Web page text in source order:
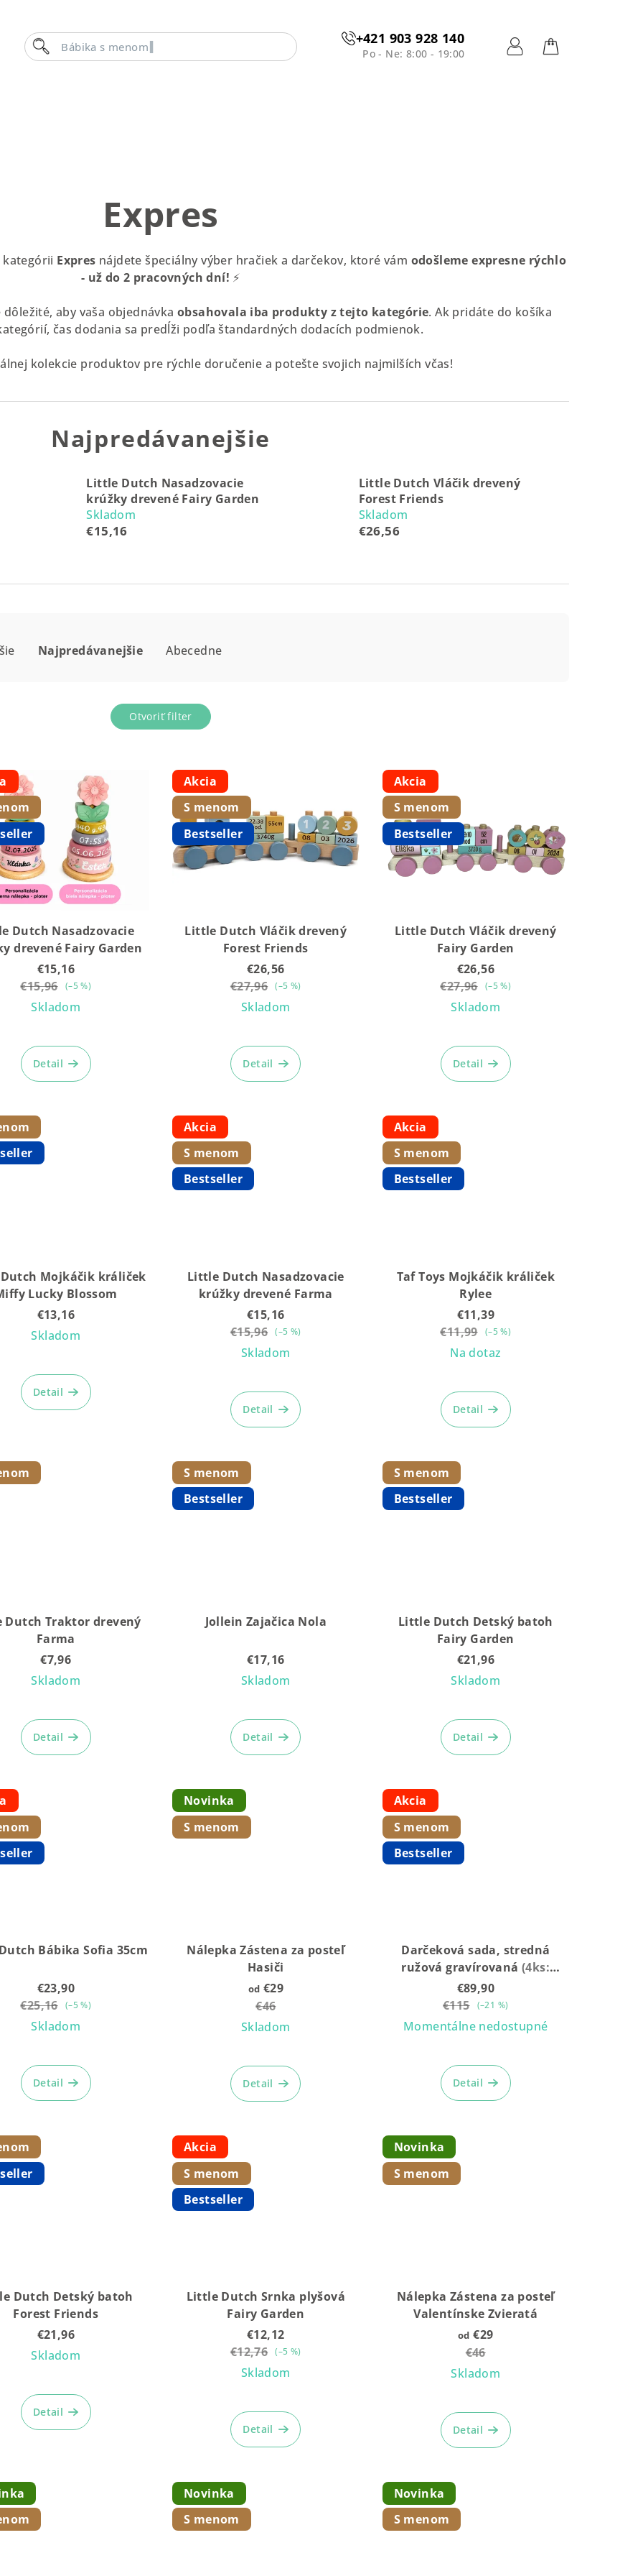
Bábika s menom
Hľadať +421 903 928 140
Po - Ne: 8:00 - 19:00
Expres
kategórii Expres nájdete špeciálny výber hračiek a darčekov, ktoré vám odošleme expresne rýchlo
- už do 2 pracovných dní! ⚡
dôležité, aby vaša objednávka obsahovala iba produkty z tejto kategórie. Ak pridáte do košíka
čas dodania sa predĺži podľa štandardných dodacích podmienok.
kolekcie produktov pre rýchle doručenie a potešte svojich najmilších včas!
Najpredávanejšie
Little Dutch Nasadzovacie
krúžky drevené Fairy Garden
Skladom
€15,16
Little Dutch Vláčik drevený
Forest Friends
Skladom
€26,56
Najpredávanejšie Abecedne
Otvoriť filter
Dutch Nasadzovacie
drevené Fairy Garden
€15,16
€15,96
(–5 %)
Skladom
hodnotenie
produktu
je
Detail
Akcia
S menom
Bestseller
Little Dutch Vláčik drevený
Forest Friends
€26,56
€27,96 (–5 %)
Skladom
hodnotenie
produktu
je
Detail
Akcia
S menom
Bestseller
Little Dutch Vláčik drevený
Fairy Garden
€26,56
€27,96
(–5 %)
Skladom
hodnotenie
produktu
je
Detail
Mojkáčik králiček
Lucky Blossom
€13,16
Skladom
Detail
Akcia
S menom
Bestseller
Little Dutch Nasadzovacie
krúžky drevené Farma
€15,16
€15,96 (–5 %)
Skladom
Detail
Akcia
S menom
Bestseller
Taf Toys Mojkáčik králiček
Rylee
€11,39
€11,99
(–5 %)
Na dotaz
hodnotenie
produktu
je
Detail
Dutch Traktor drevený
Farma
€7,96
Skladom
hodnotenie
produktu
je
Detail
S menom
Bestseller
Jollein Zajačica Nola
€17,16
Skladom
Detail
S menom
Bestseller
Little Dutch Detský batoh
Fairy Garden
€21,96
Skladom
Detail
Bábika Sofia 35cm
€23,90
€25,16
(–5 %)
Skladom
hodnotenie
produktu
je
Detail
Novinka
S menom
Nálepka Zástena za posteľ
Hasiči
od €29
€46
Skladom
Detail
Akcia
S menom
Bestseller
Darčeková sada, stredná
ružová gravírovaná(4ks:
Vláčik + Plyšák + hrkálka +
box)
€89,90
€115
(–21 %)
Momentálne nedostupné
hodnotenie
produktu
je
Detail
Dutch Detský batoh
Forest Friends
€21,96
Skladom
hodnotenie
produktu
je
Detail
Akcia
S menom
Bestseller
Little Dutch Srnka plyšová
Fairy Garden
€12,12
€12,76 (–5 %)
Skladom
hodnotenie
produktu
je
Detail
Novinka
S menom
Nálepka Zástena za posteľ
Valentínske Zvieratá
od €29
€46
Skladom
Detail
Novinka
S menom
Novinka
S menom